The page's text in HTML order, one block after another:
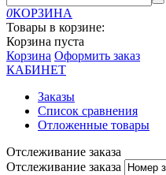
0КОРЗИНА
Товары в корзине:
Корзина пуста
Корзина Оформить заказ
КАБИНЕТ
Заказы
Список сравнения
Отложенные товары
Отслеживание заказа
Отслеживание заказа